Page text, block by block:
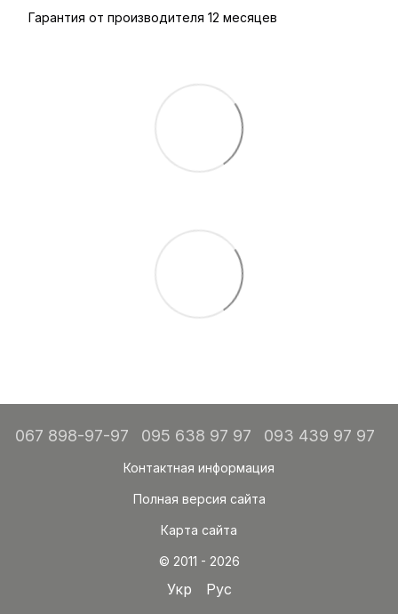
Гарантия от производителя 12 месяцев
067 898-97-97 095 638 97 97 093 439 97 97
Контактная информация
Полная версия сайта
Карта сайта
© 2011 - 2026
Укр Рус